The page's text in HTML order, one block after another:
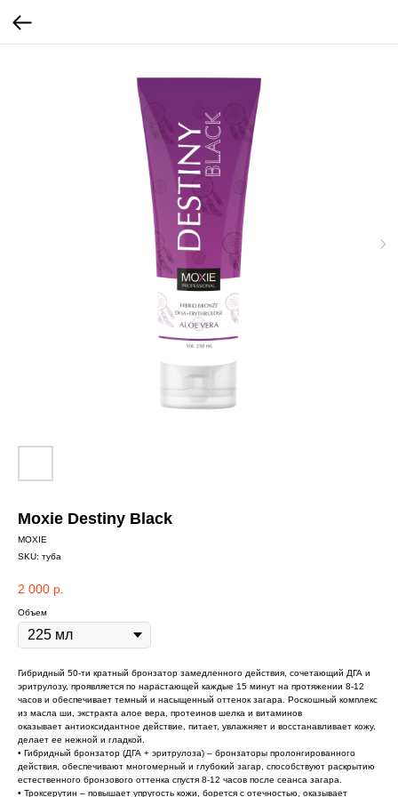
Moxie Destiny Black
MOXIE
SKU: туба
2 000 р.
Объем
Гибридный 50-ти кратный бронзатор замедленного действия, сочетающий ДГА и
эритрулозу, проявляется по нарастающей каждые 15 минут на протяжении 8-12
часов и обеспечивает темный и насыщенный оттенок загара. Роскошный комплекс
из масла ши, экстракта алое вера, протеинов шелка и витаминов
оказывает антиоксидантное действие, питает, увлажняет и восстанавливает кожу,
делает ее нежной и гладкой.
• Гибридный бронзатор (ДГА + эритрулоза) – бронзаторы пролонгированного
действия, обеспечивают многомерный и глубокий загар, способствуют раскрытию
естественного бронзового оттенка спустя 8-12 часов после сеанса загара.
• Троксерутин – повышает упругость кожи, борется с отечностью, оказывает